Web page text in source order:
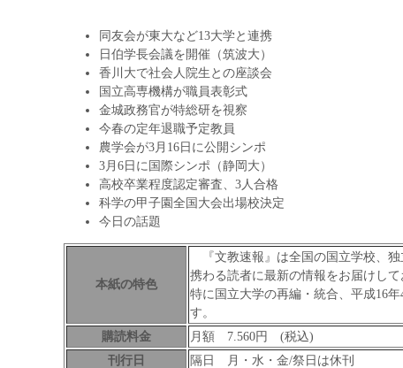
同友会が東大など13大学と連携
日伯学長会議を開催（筑波大）
香川大で社会人院生との座談会
国立高専機構が職員表彰式
金城政務官が特総研を視察
今春の定年退職予定教員
農学会が3月16日に公開シンポ
3月6日に国際シンポ（静岡大）
高校卒業程度認定審査、3人合格
科学の甲子園全国大会出場校決定
今日の話題
本紙の特色
『文教速報』は全国の国立学校、独
携わる読者に最新の情報をお届けして
特に国立大学の再編・統合、平成16
す。
購読料金
月額 7.560円 (税込)
刊行日
隔日 月・水・金/祭日は休刊